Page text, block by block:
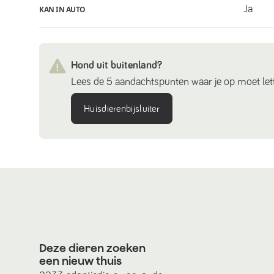
KAN IN AUTO Ja
Hond uit buitenland?
Lees de 5 aandachtspunten waar je op moet
Huisdierenbijsluiter
Deze dieren zoeken
een nieuw thuis